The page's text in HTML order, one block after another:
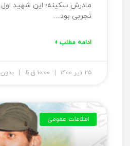
مادرش سکینه؛ این شهید
تجربی بود…
ادامه مطلب »
۲۵ تیر ۱۴۰۰ بدون
اطلاعات عمومی